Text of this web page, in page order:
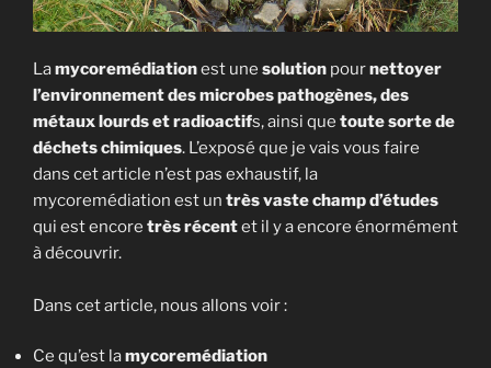
Lamycoremédiationest une solution pournettoyer
l’environnement des microbes pathogènes, des
métaux lourds et radioactifs, ainsi que toute sorte de
déchets chimiques. L’exposé que je vais vous faire
dans cet article n’est pas exhaustif, la
mycoremédiation est un très vaste champ d’études
qui est encore très récentet il y a encore énormément
à découvrir.
Dans cet article, nous allons voir :
Ce qu’est lamycoremédiation